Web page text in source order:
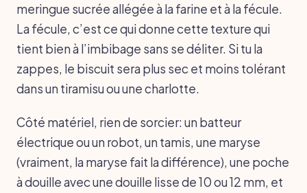
meringue sucrée allégée à la farine et à la fécule.
La fécule, c’est ce qui donne cette texture qui
tient bien à l’imbibage sans se déliter. Si tu la
zappes, le biscuit sera plus sec et moins tolérant
dans un tiramisu ou une charlotte.
Côté matériel, rien de sorcier: un batteur
électrique ou un robot, un tamis, une maryse
(vraiment, la maryse fait la différence), une poche
à douille avec une douille lisse de 10 ou 12 mm, et